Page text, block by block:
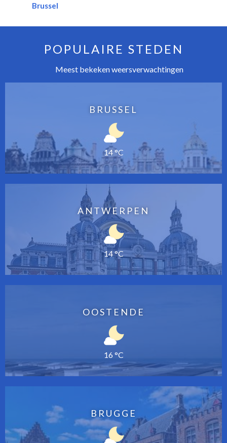
Brussel
POPULAIRE STEDEN
Meest bekeken weersverwachtingen
BRUSSEL
14 °C
ANTWERPEN
14 °C
OOSTENDE
16 °C
BRUGGE